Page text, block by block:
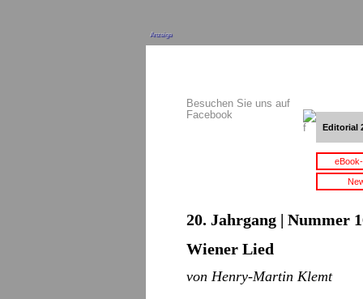
Anzeige
Besuchen Sie uns auf
Facebook
Editorial
20. Jahrgang | Nummer
Wiener Lied
von Henry-Martin Klemt